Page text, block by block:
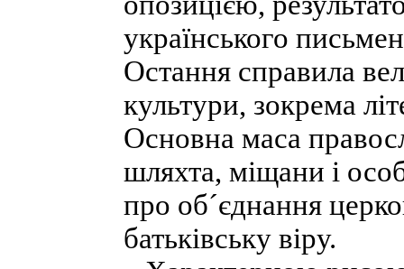
українського
Остання справила
культури, зокрема
Основна маса
шляхта, міщани і
про об´єднання
батьківську віру.